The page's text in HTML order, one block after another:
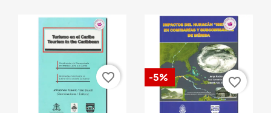
favorite_border -5% favorite_border